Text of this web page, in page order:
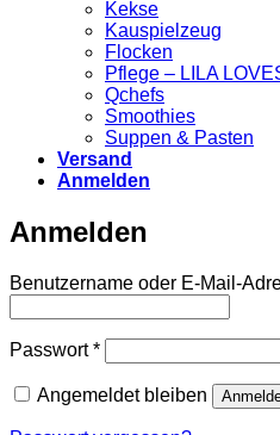
Kekse
Kauspielzeug
Flocken
Pflege – LILA
Qchefs
Smoothies
Suppen & Pasten
Versand
Anmelden
Anmelden
Benutzername oder E-Mail-
Passwort*Erforderlich
Angemeldet bleiben